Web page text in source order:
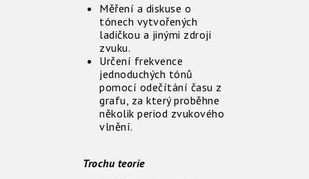
Měření a diskuse o
tónech vytvořených
ladičkou a jinými zdroji
zvuku.
Určení frekvence
jednoduchých tónů
pomocí odečítání času z
grafu, za který proběhne
několik period zvukového
vlnění.
Trochu teorie